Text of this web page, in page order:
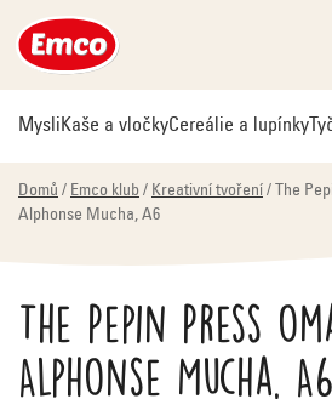
na
obsah
MysliKaše a vločkyCereálie a lupínky
Domů / Emco klub / Kreativní tvoření / The
Alphonse Mucha, A6
The Pepin Press
Alphonse Mucha, A6